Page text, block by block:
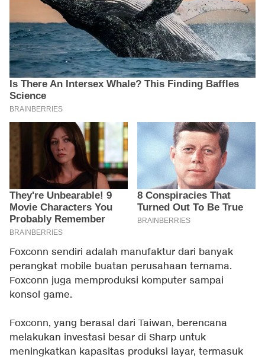
Foxconn sendiri adalah manufaktur dari banyak
perangkat mobile buatan perusahaan ternama.
Foxconn juga memproduksi komputer sampai
konsol game.
Foxconn, yang berasal dari Taiwan, berencana
melakukan investasi besar di Sharp untuk
meningkatkan kapasitas produksi layar, termasuk